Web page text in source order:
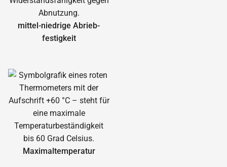
mittel-niedrige Abrieb­
festigkeit
Maximal­temperatur